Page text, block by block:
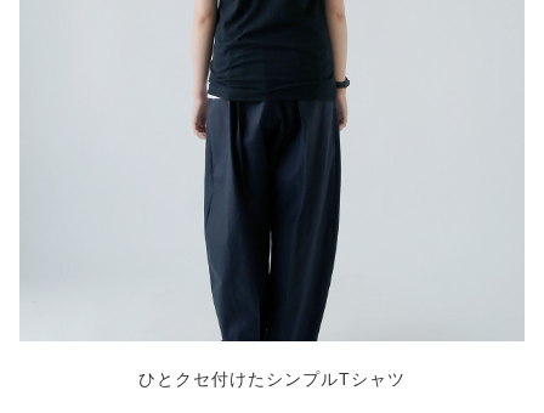
ひとクセ付けたシンプルTシャツ